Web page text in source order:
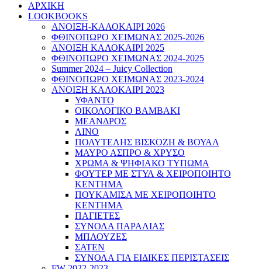
ΑΡΧΙΚΗ
LOOKBOOKS
ΑΝΟΙΞΗ-ΚΑΛΟΚΑΙΡΙ 2026
ΦΘΙΝΟΠΩΡΟ ΧΕΙΜΩΝΑΣ 2025-2026
ΑΝΟΙΞΗ ΚΑΛΟΚΑΙΡΙ 2025
ΦΘΙΝΟΠΩΡΟ ΧΕΙΜΩΝΑΣ 2024-2025
Summer 2024 – Juicy Collection
ΦΘΙΝΟΠΩΡΟ ΧΕΙΜΩΝΑΣ 2023-2024
ΑΝΟΙΞΗ ΚΑΛΟΚΑΙΡΙ 2023
ΥΦΑΝΤΟ
ΟΙΚΟΛΟΓΙΚΟ ΒΑΜΒΑΚΙ
ΜΕΑΝΔΡΟΣ
ΛΙΝΟ
ΠΟΛΥΤΕΛΗΣ ΒΙΣΚΟΖΗ & ΒΟΥΑΛ
ΜΑΥΡΟ ΑΣΠΡΟ & ΧΡΥΣΟ
ΧΡΩΜΑ & ΨΗΦΙΑΚΟ ΤΥΠΩΜΑ
ΦΟΥΤΕΡ ΜΕ ΣΤΥΛ & ΧΕΙΡΟΠΟΙΗΤΟ
ΚΕΝΤΗΜΑ
ΠΟΥΚΑΜΙΣΑ ΜΕ ΧΕΙΡΟΠΟΙΗΤΟ
ΚΕΝΤΗΜΑ
ΠΑΓΙΕΤΕΣ
ΣΥΝΟΛΑ ΠΑΡΑΛΙΑΣ
ΜΠΛΟΥΖΕΣ
ΣΑΤΕΝ
ΣΥΝΟΛΑ ΓΙΑ ΕΙΔΙΚΕΣ ΠΕΡΙΣΤΑΣΕΙΣ